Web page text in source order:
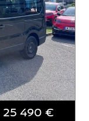
25 490 €